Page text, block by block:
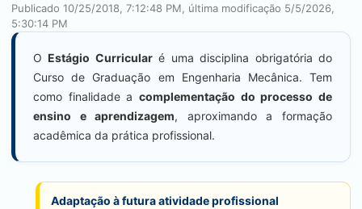
Publicado 10/25/2018, 7:12:48 PM, última modificação 5/5/2026,
5:30:14 PM
OEstágio Curricularé uma disciplina obrigatória do
Curso de Graduação em Engenharia Mecânica. Tem
como finalidade a complementação do processo de
ensino e aprendizagem, aproximando a formação
acadêmica da prática profissional.
Adaptação à futura atividade profissional